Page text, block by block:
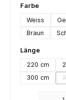
Farbe
Weiss
Braun
Länge
220 cm
300 cm